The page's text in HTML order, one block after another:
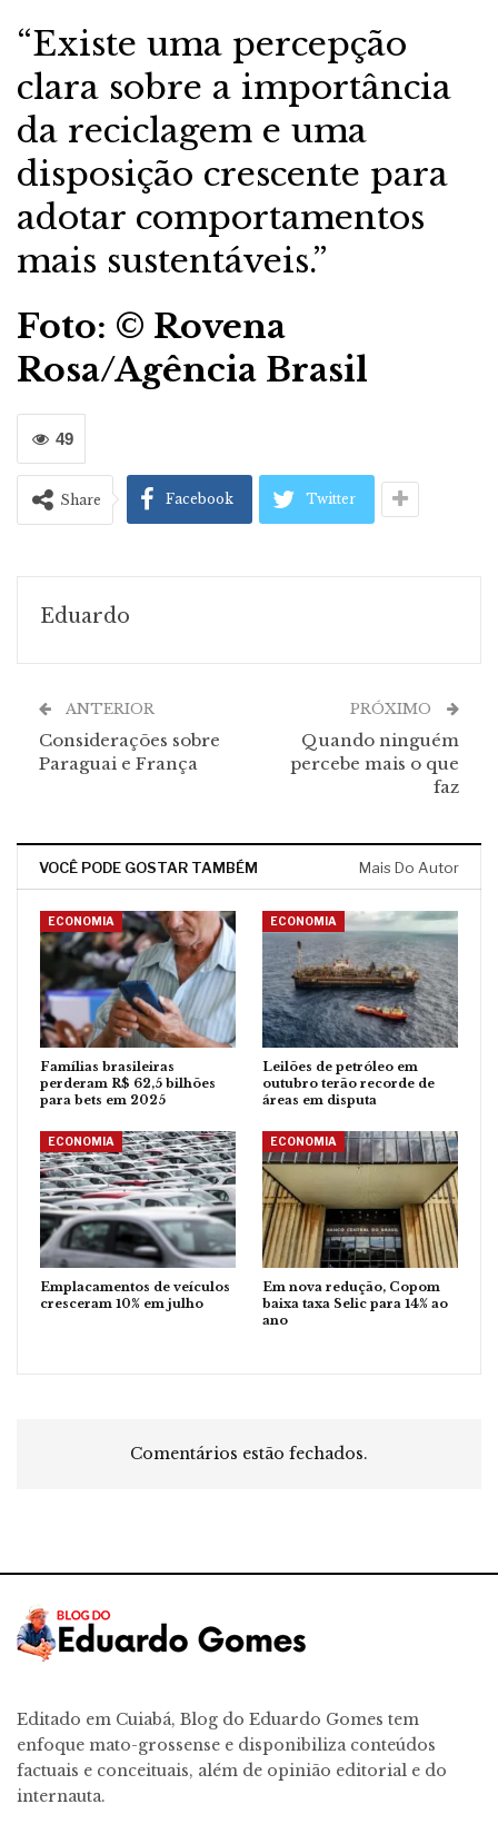
“Existe uma percepção
clara sobre a importância
da reciclagem e uma
disposição crescente para
adotar comportamentos
mais sustentáveis.”
Foto: © Rovena
Rosa/Agência Brasil
49
Share Facebook Twitter
Eduardo
ANTERIOR
Considerações sobre
Paraguai e França
PRÓXIMO
Quando ninguém
percebe mais o que
faz
VOCÊ PODE GOSTAR TAMBÉM Mais Do Autor
ECONOMIA
Famílias brasileiras
perderam R$ 62,5 bilhões
para bets em 2025
ECONOMIA
Leilões de petróleo em
outubro terão recorde de
áreas em disputa
ECONOMIA
Emplacamentos de veículos
cresceram 10% em julho
ECONOMIA
Em nova redução, Copom
baixa taxa Selic para 14% ao
ano
Comentários estão fechados.
Editado em Cuiabá, Blog do Eduardo Gomes tem
enfoque mato-grossense e disponibiliza conteúdos
factuais e conceituais, além de opinião editorial e do
internauta.